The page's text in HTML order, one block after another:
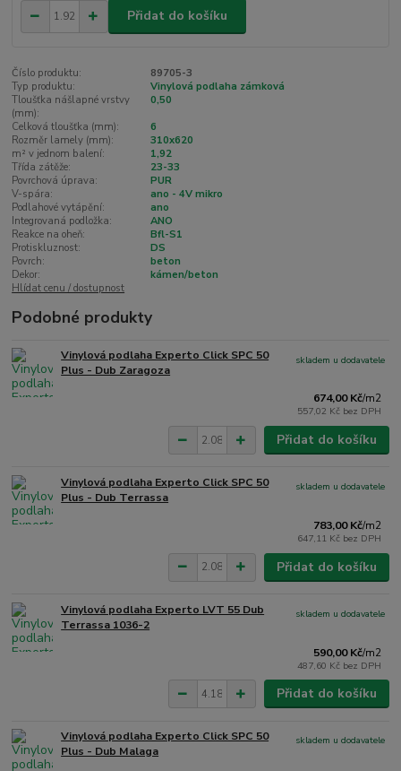
Přidat do košíku
Číslo produktu:
89705-3
Typ produktu:
Vinylová podlaha zámková
Tloušťka nášlapné vrstvy
(mm):
0,50
Celková tloušťka (mm):
6
Rozměr lamely (mm):
310x620
m² v jednom balení:
1,92
Třída zátěže:
23-33
Povrchová úprava:
PUR
V-spára:
ano - 4V mikro
Podlahové vytápění:
ano
Integrovaná podložka:
ANO
Reakce na oheň:
Bfl-S1
Protiskluznost:
DS
Povrch:
beton
Dekor:
kámen/beton
Hlídat cenu / dostupnost
Podobné produkty
Vinylová podlaha Experto Click SPC 50
Plus - Dub Zaragoza
674,00 Kč/m2
557,02 Kč bez DPH
skladem u dodavatele
Přidat do košíku
Vinylová podlaha Experto Click SPC 50
Plus - Dub Terrassa
783,00 Kč/m2
647,11 Kč bez DPH
skladem u dodavatele
Přidat do košíku
Vinylová podlaha Experto LVT 55 Dub
Terrassa 1036-2
590,00 Kč/m2
487,60 Kč bez DPH
skladem u dodavatele
Přidat do košíku
Vinylová podlaha Experto Click SPC 50
Plus - Dub Malaga
skladem u dodavatele